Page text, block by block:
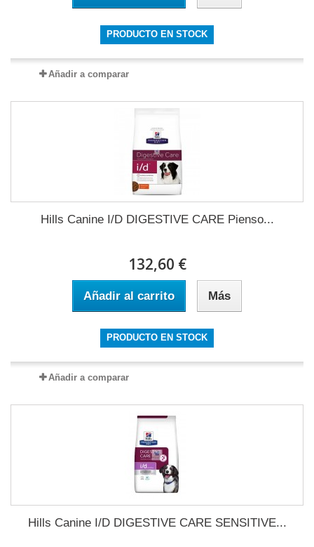
PRODUCTO EN STOCK
Añadir a comparar
Hills Canine I/D DIGESTIVE CARE Pienso...
132,60 €
Añadir al carrito Más
PRODUCTO EN STOCK
Añadir a comparar
Hills Canine I/D DIGESTIVE CARE SENSITIVE...